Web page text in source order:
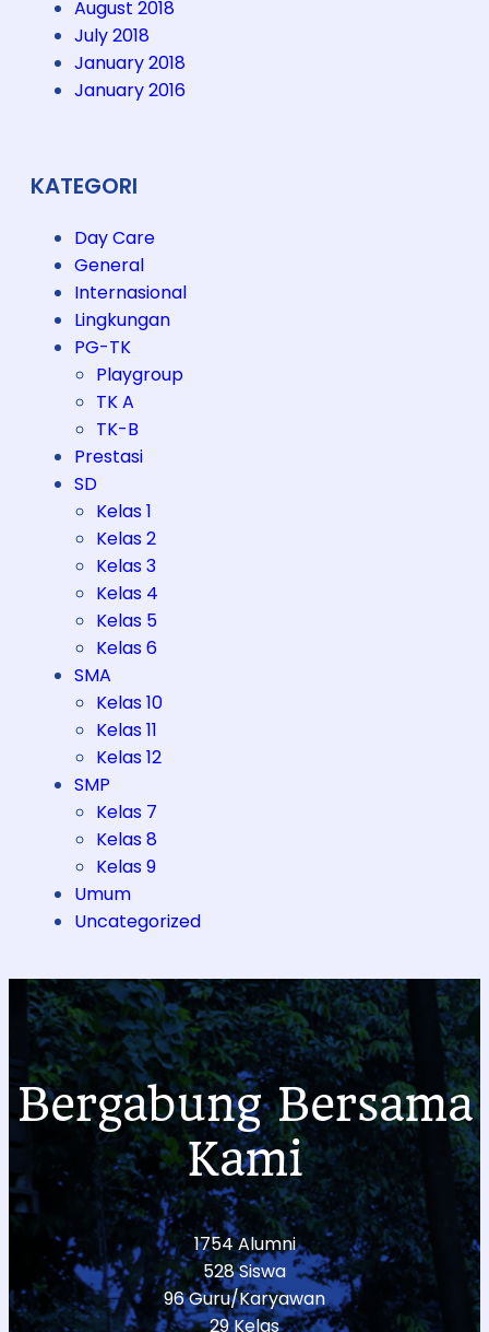
August 2018
July 2018
January 2018
January 2016
KATEGORI
Day Care
General
Internasional
Lingkungan
PG-TK
Playgroup
TK A
TK-B
Prestasi
SD
Kelas 1
Kelas 2
Kelas 3
Kelas 4
Kelas 5
Kelas 6
SMA
Kelas 10
Kelas 11
Kelas 12
SMP
Kelas 7
Kelas 8
Kelas 9
Umum
Uncategorized
Bergabung Bersama
Kami
1754 Alumni
528 Siswa
96 Guru/Karyawan
29 Kelas